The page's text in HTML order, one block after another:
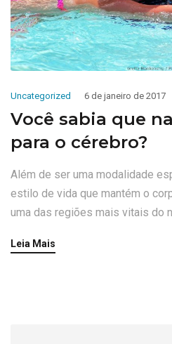
Uncategorized 6 de janeiro de 2017
Você sabia que
para o cérebro?
Além de ser uma modalidade
estilo de vida que mantém o
uma das regiões mais vitais do
Leia Mais